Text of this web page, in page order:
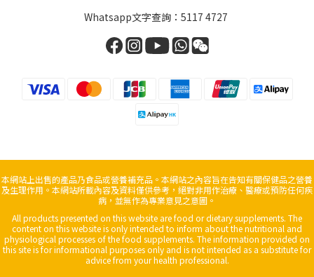
Whatsapp文字查詢：5117 4727
本網站上出售的產品乃食品或營養補充品。本網站之內容旨在告知有關保健品之營養
及生理作用。本網站所載內容及資料僅供參考，絕對非用作治療、醫療或預防任何疾
病，並無作為專業意見之意圖。
All products presented on this website are food or dietary supplements. The
content on this website is only intended to inform about the nutritional and
physiological processes of the food supplements. The information provided on
this site is for informational purposes only and is not intended as a substitute for
advice from your health professional.